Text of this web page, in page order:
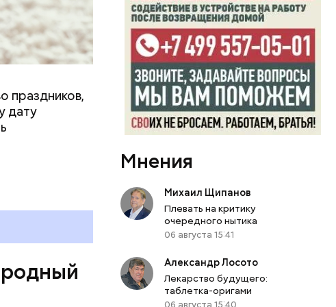
праздников,
дату
и
рецептом
Мнения
Михаил Щипанов
Плевать на критику
очередного нытика
06 августа 15:41
Александр Лосото
Лекарство будущего:
таблетка-оригами
06 августа 15:40